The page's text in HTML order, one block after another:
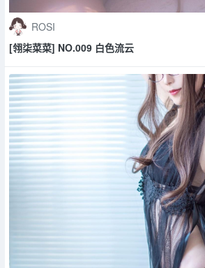
ROSI
[翎柒菜菜] NO.009 白色流云